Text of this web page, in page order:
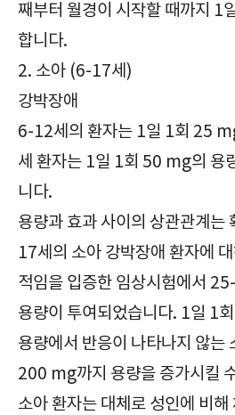
째부터 월경이 시작할 때까지 1
합니다.
2. 소아 (6-17세)
강박장애
6-12세의 환자는 1일 1회 25
세 환자는 1일 1회 50 mg의 용
니다.
용량과 효과 사이의 상관관계는
17세의 소아 강박장애 환자에
적임을 입증한 임상시험에서
용량이 투여되었습니다. 1일 1
용량에서 반응이 나타나지 않는
200 mg까지 용량을 증가시킬
소아 환자는 대체로 성인에 비